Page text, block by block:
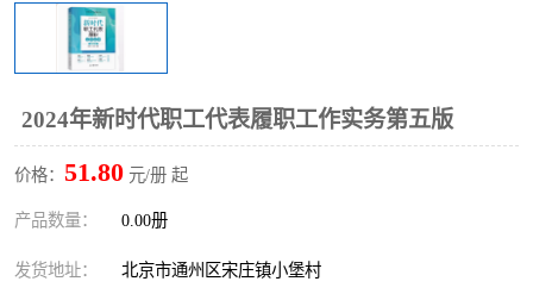
2024年新时代职工代表履职工作实务第五版
价格： 51.80 元/册 起
产品数量： 0.00册
发货地址： 北京市通州区宋庄镇小堡村
石油建设安装工程预算定
山东省工程预算定额
电网技改,拆除,检修定额 炼油化工计价依据定额
信息通信建设工程预算定